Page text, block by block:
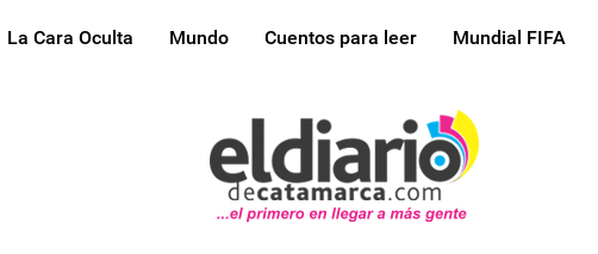
La Cara Oculta Mundo Cuentos para leer Mundial FIFA